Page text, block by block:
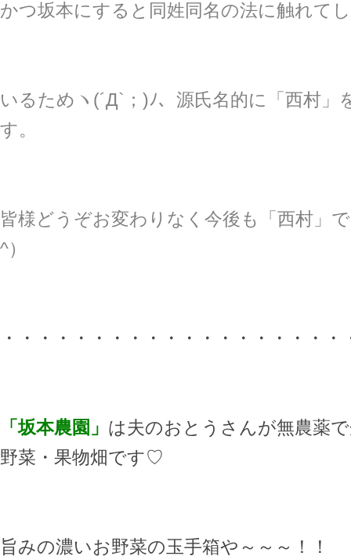
かつ坂本にすると同姓同名の法に触れて
いるためヽ(´Д`；)ﾉ、源氏名的に「西村」
す。
皆様どうぞお変わりなく今後も「西村」
^）
・・・・・・・・・・・・・・・・・・
「坂本農園」 は夫のおとうさんが無農薬
野菜・果物畑です♡
旨みの濃いお野菜の玉手箱や～～～！！